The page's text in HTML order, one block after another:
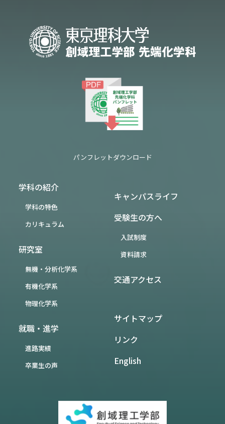
パンフレットダウンロード
学科の紹介
学科の特色
カリキュラム
研究室
無機・分析化学系
有機化学系
物理化学系
就職・進学
進路実績
卒業生の声
キャンパスライフ
受験生の方へ
入試制度
資料請求
交通アクセス
サイトマップ
リンク
English